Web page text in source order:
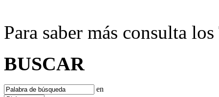
Para saber más consulta
BUSCAR
en